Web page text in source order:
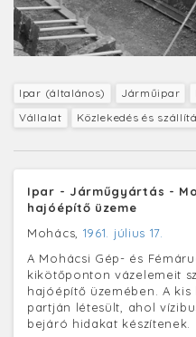
Ipar (általános) Járműipar
Vállalat
Közlekedés és
Ipar - Járműgyártás -
hajóépítő üzeme
Mohács, 1961. július 17.
A Mohácsi Gép- és
kikötőponton vázelemeit
hajóépítő üzemében. A
partján létesült, ahol
bejáró hidakat készítenek.